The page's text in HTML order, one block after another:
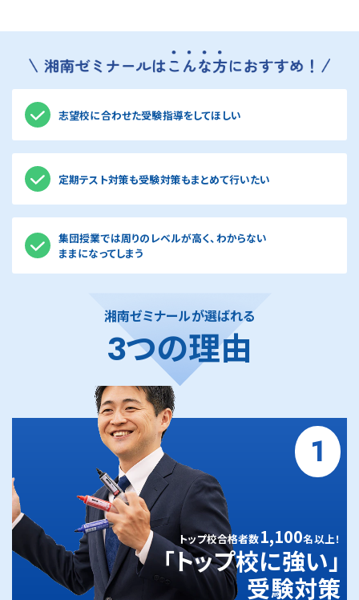
志望校に合わせた受験指導をしてほしい
定期テスト対策も受験対策もまとめて行いたい
集団授業では周りのレベルが高く、わからない
ままになってしまう
湘南ゼミナールが選ばれる
3つの理由
1
トップ校合格者数1,100名以上！
「トップ校に強い」
受験対策